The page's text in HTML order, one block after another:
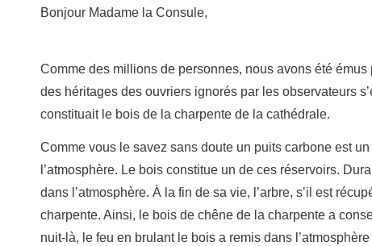
Bonjour Madame la Consule,
Comme des millions de personnes, nous avons été
des héritages des ouvriers ignorés par les observateurs
constituait le bois de la charpente de la cathédrale.
Comme vous le savez sans doute un puits carbone est
l’atmosphère. Le bois constitue un de ces réservoirs.
dans l’atmosphère. À la fin de sa vie, l’arbre, s’il est
charpente. Ainsi, le bois de chêne de la charpente a
nuit-là, le feu en brulant le bois a remis dans